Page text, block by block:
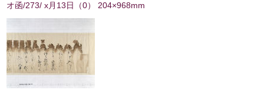
オ函/273/ x月13日 （0） 204×968mm